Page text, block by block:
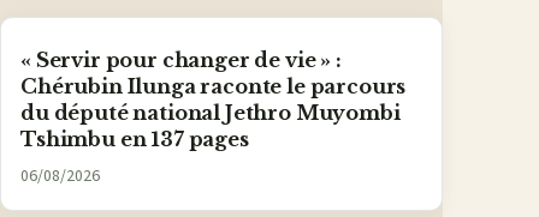
« Servir pour changer de vie » :
Chérubin Ilunga raconte le parcours
du député national Jethro Muyombi
Tshimbu en 137 pages
06/08/2026